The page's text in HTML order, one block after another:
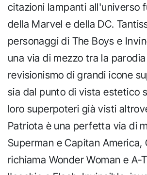
citazioni lampanti all'universo
della Marvel e della DC.
personaggi di The Boys e
una via di mezzo tra la parodia
revisionismo di grandi icone
sia dal punto di vista estetico
loro superpoteri già visti
Patriota è una perfetta via di
Superman e Capitan America,
richiama Wonder Woman e A-